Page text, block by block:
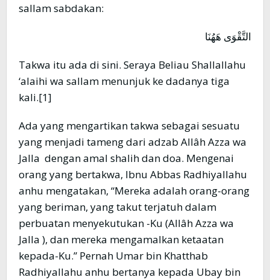
sallam sabdakan:
التَّقْوَى هَهُنَا
Takwa itu ada di sini. Seraya Beliau Shallallahu
‘alaihi wa sallam menunjuk ke dadanya tiga
kali.[1]
Ada yang mengartikan takwa sebagai sesuatu
yang menjadi tameng dari adzab Allâh Azza wa
Jalla dengan amal shalih dan doa. Mengenai
orang yang bertakwa, Ibnu Abbas Radhiyallahu
anhu mengatakan, “Mereka adalah orang-orang
yang beriman, yang takut terjatuh dalam
perbuatan menyekutukan -Ku (Allâh Azza wa
Jalla ), dan mereka mengamalkan ketaatan
kepada-Ku.” Pernah Umar bin Khatthab
Radhiyallahu anhu bertanya kepada Ubay bin